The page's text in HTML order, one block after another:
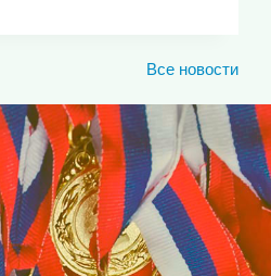
Все новости
ЮКИОР